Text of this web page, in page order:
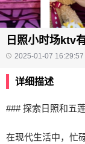
日照小时场ktv
2025-01-07 16:29:57
详细描述
### 探索日照和五
在现代生活中，忙